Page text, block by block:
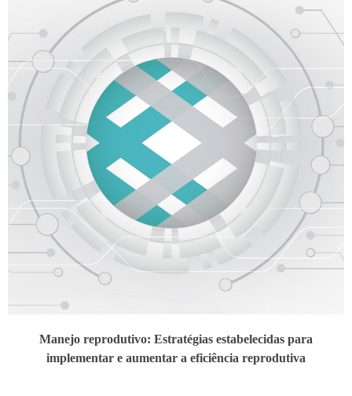
Manejo reprodutivo: Estratégias estabelecidas para
implementar e aumentar a eficiência reprodutiva